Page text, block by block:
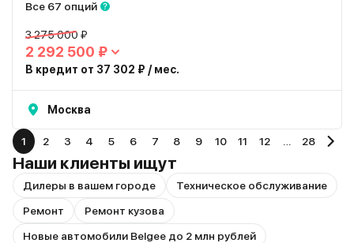
Все 67 опций
3 275 000 ₽
2 292 500 ₽
В кредит от 37 302 ₽ / мес.
Москва
1 2 3 4 5 6 7 8 9 10 11 12 28
Наши клиенты ищут
Дилеры в вашем городе
Техническое обслуживание
Ремонт
Ремонт кузова
Новые автомобили Belgee до 2 млн рублей